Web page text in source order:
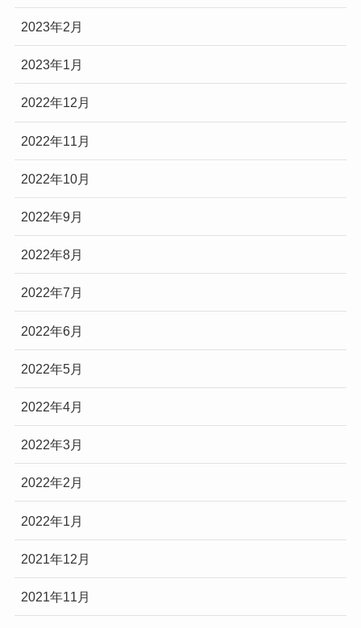
2023年2月
2023年1月
2022年12月
2022年11月
2022年10月
2022年9月
2022年8月
2022年7月
2022年6月
2022年5月
2022年4月
2022年3月
2022年2月
2022年1月
2021年12月
2021年11月